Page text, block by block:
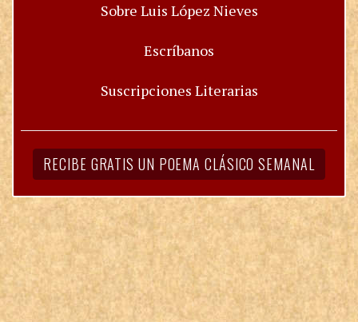
Sobre Luis López Nieves
Escríbanos
Suscripciones Literarias
RECIBE GRATIS UN POEMA CLÁSICO SEMANAL